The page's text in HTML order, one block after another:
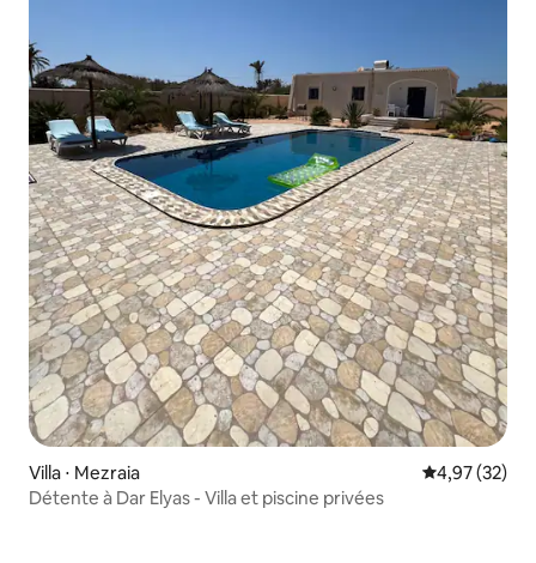
Villa ⋅ Mezraia Évaluation
4,97 (32)
Détente à Dar Elyas - Villa et piscine privées